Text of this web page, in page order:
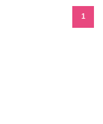
1